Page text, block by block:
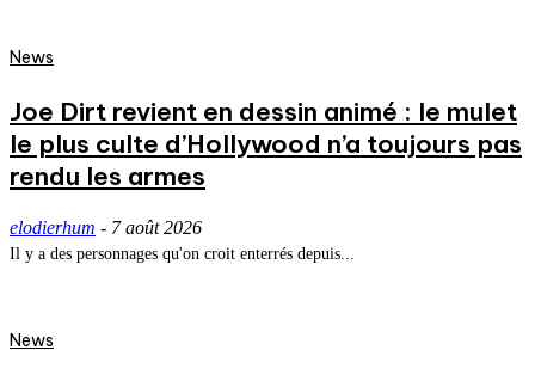
News
Joe Dirt revient en dessin animé : le mulet
le plus culte d’Hollywood n’a toujours pas
rendu les armes
elodierhum - 7 août 2026
Il y a des personnages qu'on croit enterrés depuis...
News